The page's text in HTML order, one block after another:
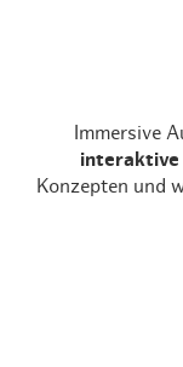
Immersive
interaktive
Konzepten und